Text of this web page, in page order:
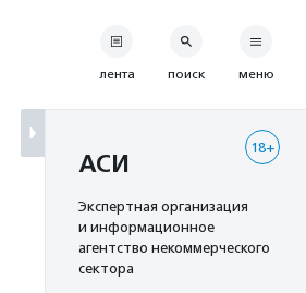
лента поиск меню
18+
АСИ
Экспертная организация
и информационное
агентство некоммерческого
сектора